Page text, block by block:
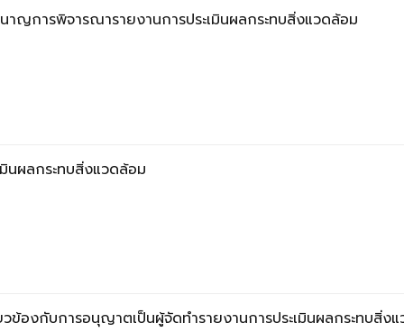
าญการพิจารณารายงานการประเมินผลกระทบสิ่งแวดล้อม
นผลกระทบสิ่งแวดล้อม
วข้องกับการอนุญาตเป็นผู้จัดทำรายงานการประเมินผลกระทบสิ่ง